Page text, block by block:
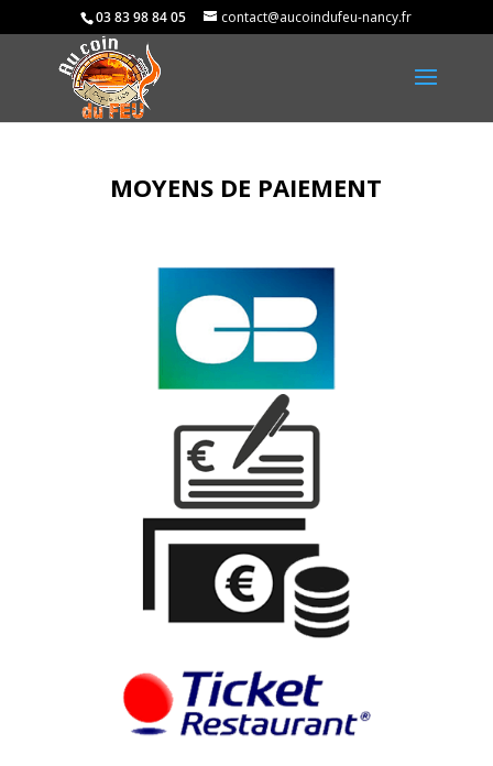
03 83 98 84 05 contact@aucoindufeu-nancy.fr
MOYENS DE PAIEMENT